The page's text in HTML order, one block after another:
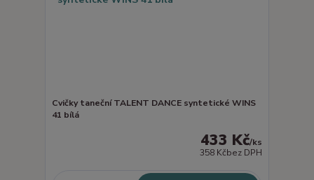
Cvičky taneční TALENT DANCE syntetické WINS
41 bílá
433 Kč/ks
358 Kčbez DPH